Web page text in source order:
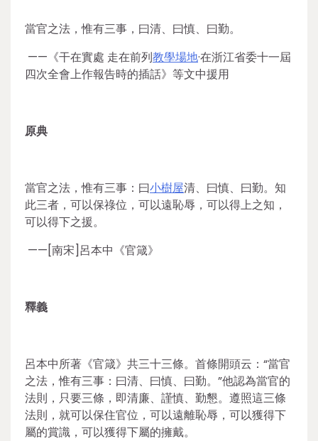
當官之法，惟有三事，曰清、曰慎、曰勤。
——《干在實處 走在前列教學場地·在浙江省委十一屆
四次全會上作報告時的插話》等文中援用
原典
當官之法，惟有三事：曰小樹屋清、曰慎、曰勤。知
此三者，可以保祿位，可以遠恥辱，可以得上之知，
可以得下之援。
——[南宋]呂本中《官箴》
釋義
呂本中所著《官箴》共三十三條。首條開頭云：“當官
之法，惟有三事：曰清、曰慎、曰勤。”他認為當官的
法則，只要三條，即清廉、謹慎、勤懇。遵照這三條
法則，就可以保住官位，可以遠離恥辱，可以獲得下
屬的賞識，可以獲得下屬的擁戴。